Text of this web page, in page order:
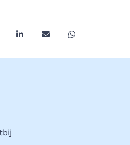
pagina via Twitter/X
deze pagina op Facebook
Deel deze pagina op
Deel deze pagina via
Deel deze